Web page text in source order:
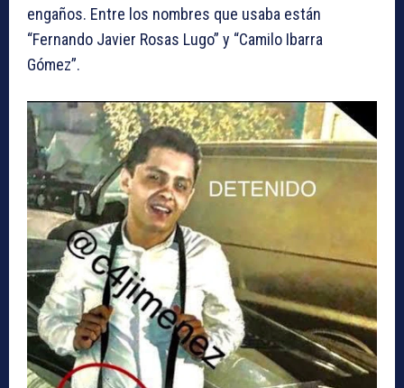
engaños. Entre los nombres que usaba están
“Fernando Javier Rosas Lugo” y “Camilo Ibarra
Gómez”.